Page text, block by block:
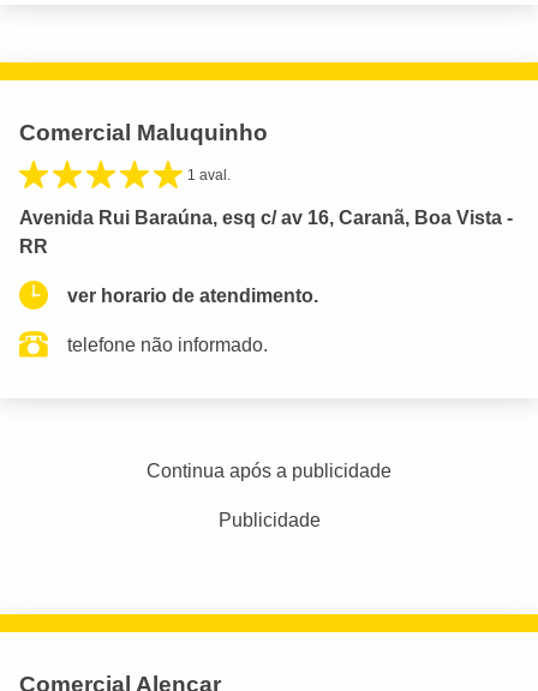
Comercial Maluquinho
1 aval.
Avenida Rui Baraúna, esq c/ av 16, Caranã, Boa Vista -
RR
ver horario de atendimento.
telefone não informado.
Continua após a publicidade
Publicidade
Comercial Alencar